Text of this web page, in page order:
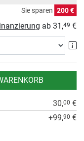
Sie sparen 200 €
ab 31,49 €
30,00 €
+99,90 €